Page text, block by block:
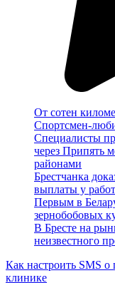
От сотен
Спортсмен-
Специалисты
через Припять
районами
Брестчанка
выплаты у
Первым в
зернобобовых
В Бресте на
неизвестного
Как настроить SMS о
клинике